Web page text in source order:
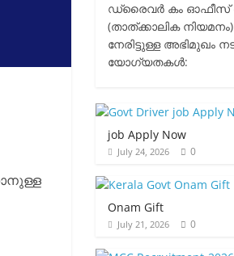
ഡ്രൈവർ കം ഓഫീസ്
(താത്ക്കാലിക നിയമനം)
നേരിട്ടുള്ള അഭിമുഖം
യോഗ്യതകൾ:
job Apply Now
July 24, 2026 0
Onam Gift
July 21, 2026 0